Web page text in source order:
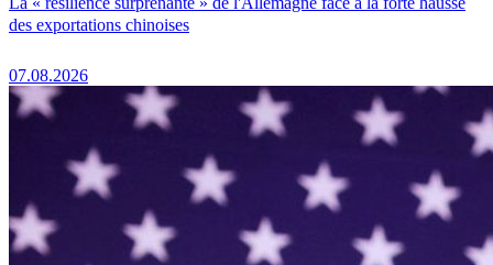
des exportations chinoises
07.08.2026